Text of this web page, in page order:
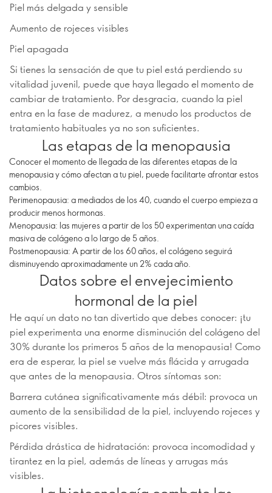
Piel más delgada y sensible
Aumento de rojeces visibles
Piel apagada
Si tienes la sensación de que tu piel está perdiendo su
vitalidad juvenil, puede que haya llegado el momento de
cambiar de tratamiento. Por desgracia, cuando la piel
entra en la fase de madurez, a menudo los productos de
tratamiento habituales ya no son suficientes.
Las etapas de la menopausia
Conocer el momento de llegada de las diferentes etapas de la
menopausia y cómo afectan a tu piel, puede facilitarte afrontar estos
cambios.
Perimenopausia: a mediados de los 40, cuando el cuerpo empieza a
producir menos hormonas.
Menopausia: las mujeres a partir de los 50 experimentan una caída
masiva de colágeno a lo largo de 5 años.
Postmenopausia: A partir de los 60 años, el colágeno seguirá
disminuyendo aproximadamente un 2% cada año.
Datos sobre el envejecimiento
hormonal de la piel
He aquí un dato no tan divertido que debes conocer: ¡tu
piel experimenta una enorme disminución del colágeno del
30% durante los primeros 5 años de la menopausia! Como
era de esperar, la piel se vuelve más flácida y arrugada
que antes de la menopausia. Otros síntomas son:
Barrera cutánea significativamente más débil: provoca un
aumento de la sensibilidad de la piel, incluyendo rojeces y
picores visibles.
Pérdida drástica de hidratación: provoca incomodidad y
tirantez en la piel, además de líneas y arrugas más
visibles.